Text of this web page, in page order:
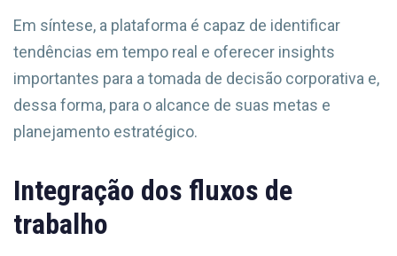
Em síntese, a plataforma é capaz de identificar
tendências em tempo real e oferecer insights
importantes para a tomada de decisão corporativa e,
dessa forma, para o alcance de suas metas e
planejamento estratégico.
Integração dos fluxos de
trabalho